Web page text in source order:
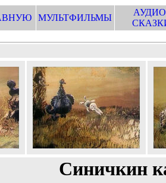
МУЛЬТФИЛЬМЫ
Синичкин